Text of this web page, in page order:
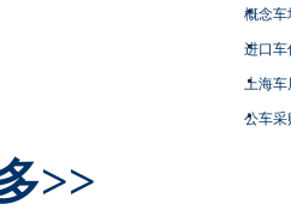
概念车
进口车
上海
公车采
>>